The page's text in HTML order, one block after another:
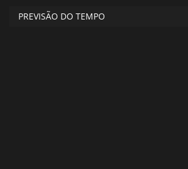
PREVISÃO DO TEMPO